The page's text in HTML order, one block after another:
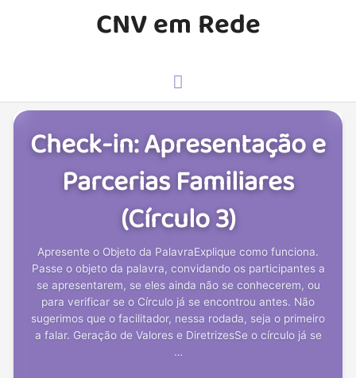
CNV em Rede
Check-in: Apresentação e
Parcerias Familiares
(Círculo 3)
Apresente o Objeto da PalavraExplique como funciona.
Passe o objeto da palavra, convidando os participantes a
se apresentarem, se eles ainda não se conhecerem, ou
para verificar se o Círculo já se encontrou antes. Não
sugerimos que o facilitador, nessa rodada, seja o primeiro
a falar. Geração de Valores e DiretrizesSe o círculo já se
…